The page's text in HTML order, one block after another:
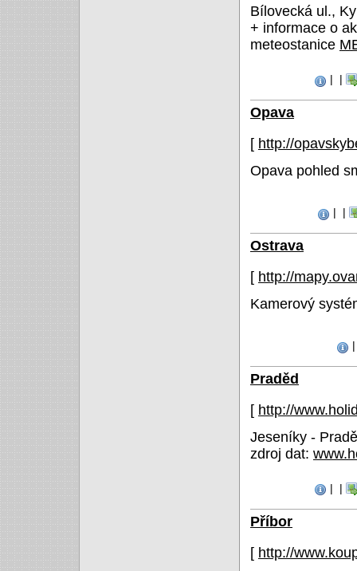
Bílovecká ul.,
+ informace o
meteostanice
| |
Opava
[ http://
Opava pohled
| |
Ostrava
[ http://
Kamerový
Praděd
[ http://
Jeseníky -
zdroj dat:
| |
Příbor
[ http://